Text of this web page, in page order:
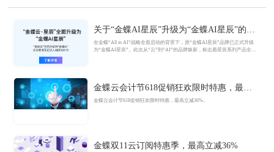
关于“金蝶AI星辰”升级为“金蝶AI星辰”的官
方公告
在金蝶“All in AI”战略全面启动的背景下，原“金蝶AI星辰”品牌已正式升级
为“金蝶AI星辰”。此次从“云”到“AI”的品牌焕新，标志着星辰系列产品全面
金蝶云会计节618促销狂欢限时特惠，最高
立减36%
金蝶云会计节618促销狂欢限时特惠，最高立减36%。
金蝶双11云订阅特惠季，最高立减36%